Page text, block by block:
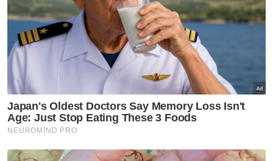
Menurut laporan, hanya 29 perlawanan telah
habis dijual sebelum kejohanan bermula,
manakala tiket masih ditawarkan untuk 75
perlawanan di laman rasmi FIFA beberapa
hari sebelum sepak mula, meskipun Presiden
FIFA, Gianni Infantino sebelum ini
menyatakan permintaan terhadap kejohanan
itu adalah 'tidak pernah berlaku sebelum ini'.
Dalam perkembangan berkaitan, amalan